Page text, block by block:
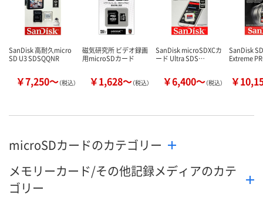
SanDisk 高耐久micro
SD U3 SDSQQNR
￥7,250～（税込）
磁気研究所 ビデオ録画
用microSDカード
￥1,628～（税込）
SanDisk microSDXCカ
ード Ultra SDS…
￥6,400～（税込）
SanDisk
Extreme
￥
microSDカードのカテゴリー
メモリーカード/その他記録メディアのカテ
ゴリー